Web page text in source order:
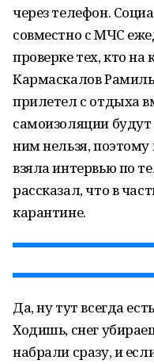
через телефон.
совместно с МЧС
проверке тех, кто
Кармаскалов
прилетел с отдыха
самоизоляции
ним нельзя,
взяла интервью по
рассказал, что в
карантине.
Да, ну тут всегда
Ходишь, снег
набрали сразу, и